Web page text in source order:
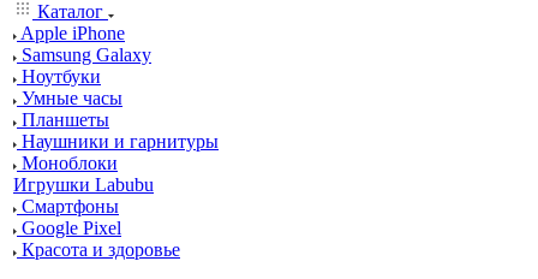
Каталог
Apple iPhone
Samsung Galaxy
Ноутбуки
Умные часы
Планшеты
Наушники и гарнитуры
Моноблоки
Игрушки Labubu
Смартфоны
Google Pixel
Красота и здоровье